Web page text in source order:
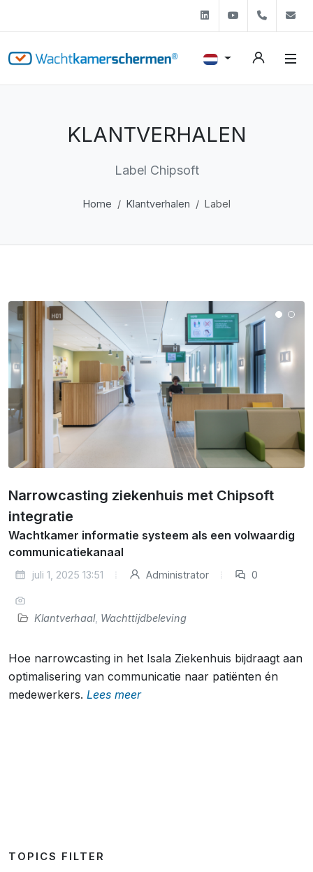
LinkedinYoutube+31
KLANTVERHALEN
Label Chipsoft
Home Klantverhalen Label
Narrowcasting ziekenhuis met Chipsoft
integratie
Wachtkamer informatie systeem als een volwaardig
communicatiekanaal
juli 1, 2025 13:51 Administrator 0
Klantverhaal, Wachttijdbeleving
Hoe narrowcasting in het Isala Ziekenhuis bijdraagt aan
optimalisering van communicatie naar patiënten én
medewerkers. Lees meer
TOPICS FILTER